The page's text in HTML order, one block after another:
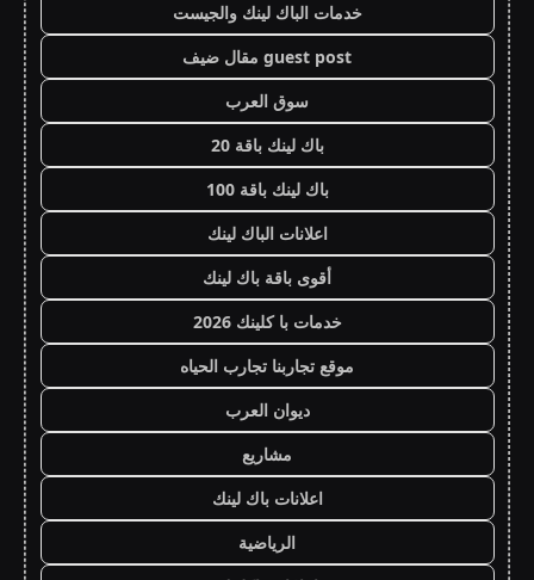
خدمات الباك لينك والجيست
guest post مقال ضيف
سوق العرب
باك لينك باقة 20
باك لينك باقة 100
اعلانات الباك لينك
أقوى باقة باك لينك
خدمات با كلينك 2026
موقع تجاربنا تجارب الحياه
ديوان العرب
مشاريع
اعلانات باك لينك
الرياضية